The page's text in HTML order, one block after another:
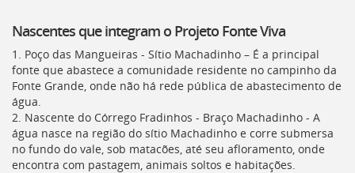
Nascentes que integram o Projeto Fonte Viva
1. Poço das Mangueiras - Sítio Machadinho – É a principal
fonte que abastece a comunidade residente no campinho da
Fonte Grande, onde não há rede pública de abastecimento de
água.
2. Nascente do Córrego Fradinhos - Braço Machadinho - A
água nasce na região do sítio Machadinho e corre submersa
no fundo do vale, sob matacões, até seu afloramento, onde
encontra com pastagem, animais soltos e habitações.